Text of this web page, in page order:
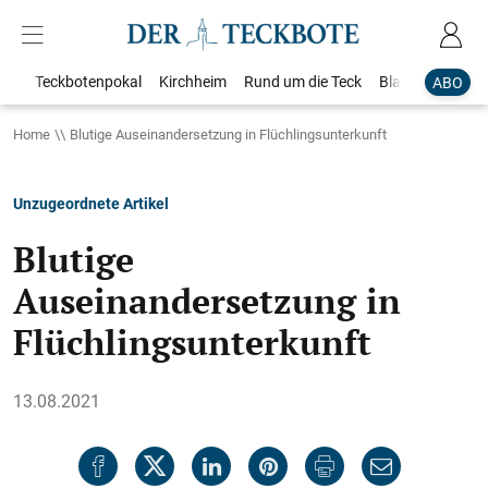
ABO
Teckbotenpokal Kirchheim Rund um die Teck Blaulicht
Home Blutige Auseinandersetzung in Flüchlingsunterkunft
Unzugeordnete Artikel
Blutige
Auseinandersetzung in
Flüchlingsunterkunft
13.08.2021